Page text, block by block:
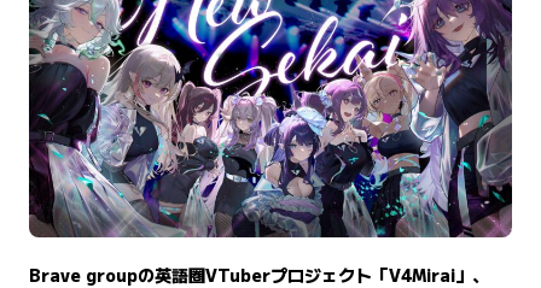
Brave groupの英語圏VTuberプロジェクト「V4Mirai」、